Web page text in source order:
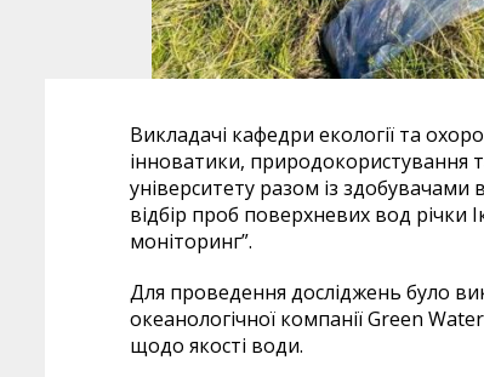
Викладачі кафедри екології та
інноватики, природокористування
університету разом із здобувачами
відбір проб поверхневих вод річки
моніторинг”.
Для проведення досліджень було
океанологічної компанії Green
щодо якості води.